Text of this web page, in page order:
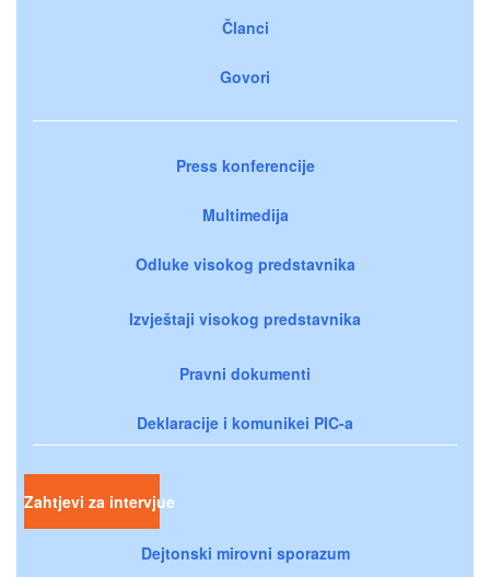
Članci
Govori
Press konferencije
Multimedija
Odluke visokog predstavnika
Izvještaji visokog predstavnika
Pravni dokumenti
Deklaracije i komunikei PIC-a
Zahtjevi za intervjue
Dejtonski mirovni sporazum